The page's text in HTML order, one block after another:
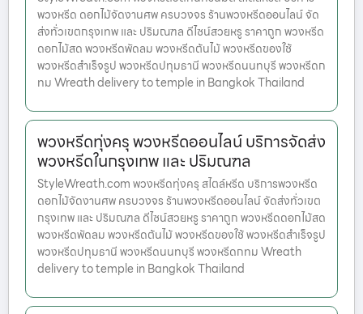
พวงหรีด ดอกไม้จัดงานศพ ครบวงจร ร้านพวงหรีดออนไลน์ จัด
ส่งทั่วเขตกรุงเทพ และ ปริมณฑล ดีไซน์สวยหรู ราคาถูก พวงหรีด
ดอกไม้สด พวงหรีดพัดลม พวงหรีดต้นไม้ พวงหรีดของใช้
พวงหรีดสำเร็จรูป พวงหรีดปทุมธานี พวงหรีดนนทบุรี พวงหรีดก
ทม Wreath delivery to temple in Bangkok Thailand
พวงหรีดทุ่งครุ พวงหรีดออนไลน์ บริการจัดส่ง
พวงหรีดในกรุงเทพ และ ปริมณฑล
StyleWreath.com พวงหรีดทุ่งครุ สไตล์หรีด บริการพวงหรีด
ดอกไม้จัดงานศพ ครบวงจร ร้านพวงหรีดออนไลน์ จัดส่งทั่วเขต
กรุงเทพ และ ปริมณฑล ดีไซน์สวยหรู ราคาถูก พวงหรีดดอกไม้สด
พวงหรีดพัดลม พวงหรีดต้นไม้ พวงหรีดของใช้ พวงหรีดสำเร็จรูป
พวงหรีดปทุมธานี พวงหรีดนนทบุรี พวงหรีดกทม Wreath
delivery to temple in Bangkok Thailand